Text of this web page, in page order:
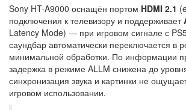
Sony HT-A9000 оснащён портом HDMI 2.1
подключения к телевизору и поддерживает
Latency Mode) — при игровом сигнале с
саундбар автоматически переключается в
минимальной обработки. По информации
задержка в режиме ALLM снижена до
синхронизация звука и картинки не
игровом использовании.